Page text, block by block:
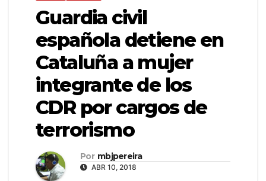
Guardia civil
española detiene en
Cataluña a mujer
integrante de los
CDR por cargos de
terrorismo
Por mbjpereira
ABR 10, 2018